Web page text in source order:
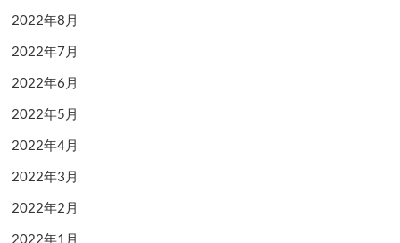
2022年8月
2022年7月
2022年6月
2022年5月
2022年4月
2022年3月
2022年2月
2022年1月